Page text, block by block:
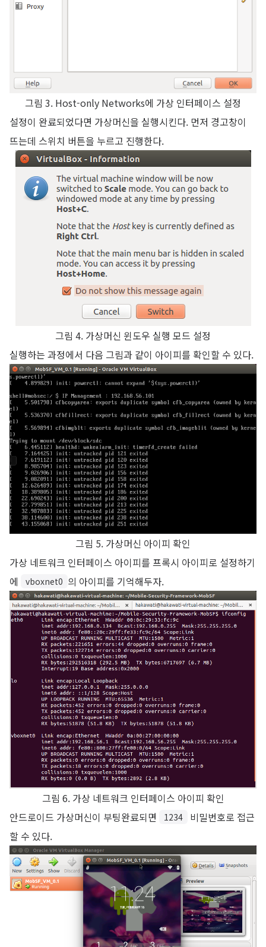
그림 3. Host-only Networks에 가상 인터페이스 설정
설정이 완료되었다면 가상머신을 실행시킨다. 먼저 경고창이
뜨는데 스위치 버튼을 누르고 진행한다.
그림 4. 가상머신 윈도우 실행 모드 설정
실행하는 과정에서 다음 그림과 같이 아이피를 확인할 수 있다.
그림 5. 가상머신 아이피 확인
가상 네트워크 인터페이스 아이피를 프록시 아이피로 설정하기
에
vboxnet0 의 아이피를 기억해두자.
그림 6. 가상 네트워크 인터페이스 아이피 확인
안드로이드 가상머신이 부팅완료되면
1234
비밀번호로 접근
할 수 있다.